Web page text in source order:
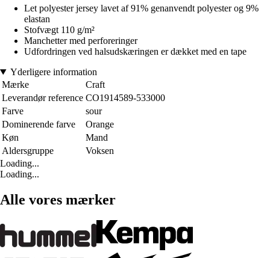
Let polyester jersey lavet af 91% genanvendt polyester og 9%
elastan
Stofvægt 110 g/m²
Manchetter med perforeringer
Udfordringen ved halsudskæringen er dækket med en tape
Yderligere information
Mærke
Craft
Leverandør reference CO1914589-533000
Farve
sour
Dominerende farve
Orange
Køn
Mand
Aldersgruppe
Voksen
Loading...
Loading...
Alle vores mærker